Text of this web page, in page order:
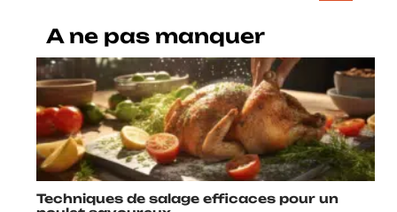
A ne pas manquer
Techniques de salage efficaces pour un